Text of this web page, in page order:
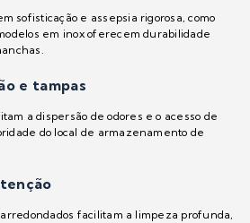
sofisticação e assepsia rigorosa, como
em inox oferecem durabilidade
e tampas
a dispersão de odores e o acesso de
do local de armazenamento de
facilitam a limpeza profunda,